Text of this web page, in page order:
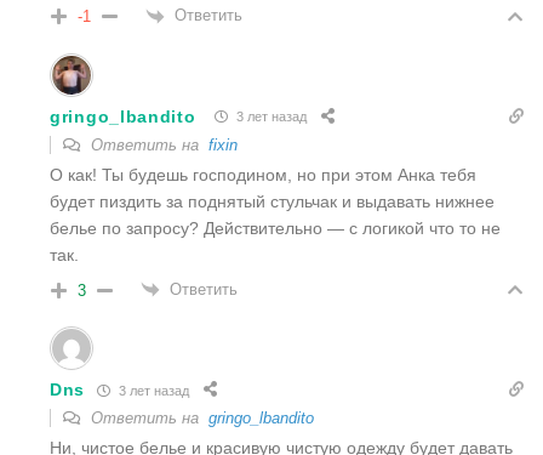
-1 Ответить
gringo_lbandito 3 лет назад
Ответить на fixin
О как! Ты будешь господином, но при этом Анка тебя
будет пиздить за поднятый стульчак и выдавать нижнее
белье по запросу? Действительно — с логикой что то не
так.
3 Ответить
Dns 3 лет назад
Ответить на gringo_lbandito
Ни, чистое белье и красивую чистую одежду будет давать